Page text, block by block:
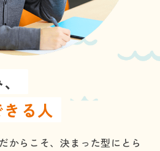
る人
からこそ、決まった型にとら